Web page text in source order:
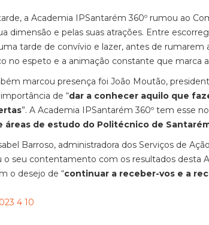
a Academia IPSantarém 360º rumou ao
dimensão e pelas suas atrações. Entre
tarde de convívio e lazer, antes de
no espeto e a animação constante que marca
marcou presença foi João Moutão,
de “dar a conhecer aquilo que
”. A Academia IPSantarém 360º tem esse
áreas de estudo do Politécnico de
Barroso, administradora dos Serviços de
o seu contentamento com os resultados desta
o desejo de “continuar a receber-vos e a